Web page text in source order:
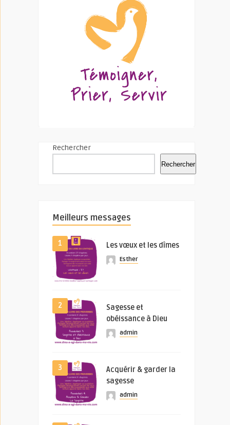
Rechercher
Rechercher
Meilleurs messages
1 Les vœux et les dîmes
Esther
2
Sagesse et
obéissance à Dieu
admin
3
Acquérir & garder la
sagesse
admin